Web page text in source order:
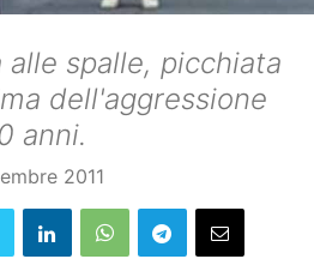
alle spalle, picchiata
dell'aggressione
anni.
2011